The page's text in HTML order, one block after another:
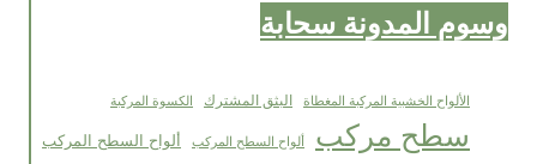
وسوم المدونة سحابة
الألواح الخشبية المركبة المغطاة البثق المشترك الكسوة المركبة
سطح مركب ألواح السطح المركب ألواح السطح المركب